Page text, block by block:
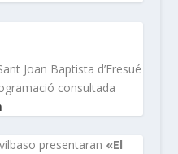
Joan Baptista d’Eresué
consultada
presentaran «El